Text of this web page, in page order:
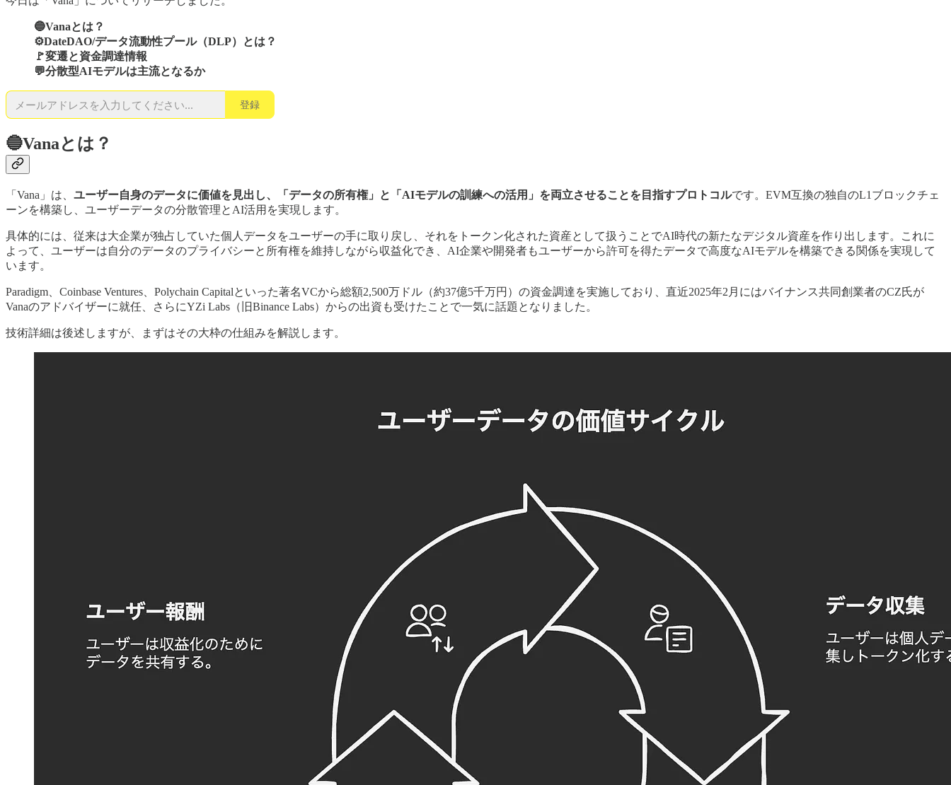
🔵Vanaとは？
⚙️DateDAO/データ流動性プール（DLP）とは？
🚩変遷と資金調達情報
💬分散型AIモデルは主流となるか
登録
🔵Vanaとは？
「Vana」は、 ユーザー自身のデータに価値を見出し、「データの所有権」と「AIモデルの訓練への活用」を両立させることを目指すプロトコルです。EVM互換の独自のL1ブロックチェ
ーンを構築し、ユーザーデータの分散管理とAI活用を実現します。
具体的には、従来は大企業が独占していた個人データをユーザーの手に取り戻し、それをトークン化された資産として扱うことでAI時代の新たなデジタル資産を作り出します。これに
よって、ユーザーは自分のデータのプライバシーと所有権を維持しながら収益化でき、AI企業や開発者もユーザーから許可を得たデータで高度なAIモデルを構築できる関係を実現して
います​。
Paradigm、Coinbase Ventures、Polychain Capitalといった著名VCから総額2,500万ドル（約37億5千万円）の資金調達を実施しており、直近2025年2月にはバイナンス共同創業者のCZ氏が
Vanaのアドバイザーに就任、さらにYZi Labs（旧Binance Labs）からの出資も受けたことで一気に話題となりました。
技術詳細は後述しますが、まずはその大枠の仕組みを解説します。